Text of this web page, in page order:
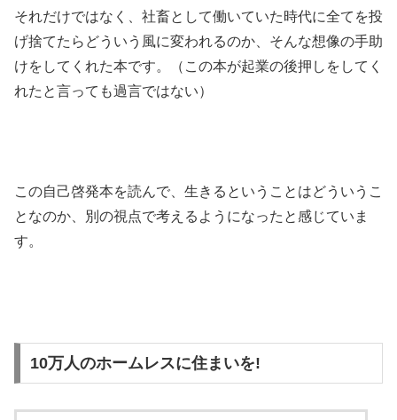
それだけではなく、社畜として働いていた時代に全てを投
げ捨てたらどういう風に変われるのか、そんな想像の手助
けをしてくれた本です。（この本が起業の後押しをしてく
れたと言っても過言ではない）
この自己啓発本を読んで、生きるということはどういうこ
となのか、別の視点で考えるようになったと感じていま
す。
10万人のホームレスに住まいを!